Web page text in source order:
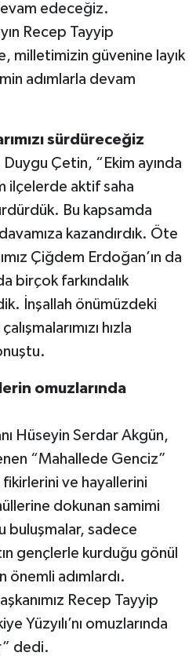
edeceğiz.
Recep Tayyip
milletimizin güvenine layık
adımlarla devam
sürdüreceğiz
Duygu Çetin, “Ekim ayında
ilçelerde aktif saha
Bu kapsamda
kazandırdık. Öte
Çiğdem Erdoğan’ın da
birçok farkındalık
İnşallah önümüzdeki
hızla
omuzlarında
Hüseyin Serdar Akgün,
“Mahallede Genciz”
fikirlerini ve hayallerini
dokunan samimi
buluşmalar, sadece
gençlerle kurduğu gönül
önemli adımlardı.
Recep Tayyip
Yüzyılı’nı omuzlarında
dedi.